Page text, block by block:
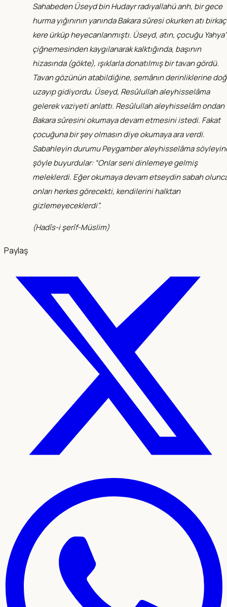
Sahabeden Üseyd bin Hudayr radıyallahü anh, bir gece
hurma yığınının yanında Bakara sûresi okurken atı birkaç
kere ürküp heyecanlanmıştı. Üseyd, atın, çocuğu
çiğnemesinden kaygılanarak kalktığında, başının
hizasında (gökte), ışıklarla donatılmış bir tavan gördü.
Tavan gözünün atabildiğine, semânın derinliklerine
uzayıp gidiyordu. Üseyd, Resûlullah aleyhisselâma
gelerek vaziyeti anlattı. Resûlullah aleyhisselâm ondan
Bakara sûresini okumaya devam etmesini istedi. Fakat
çocuğuna bir şey olmasın diye okumaya ara verdi.
Sabahleyin durumu Peygamber aleyhisselâma
şöyle buyurdular: “Onlar seni dinlemeye gelmiş
meleklerdi. Eğer okumaya devam etseydin sabah
onları herkes görecekti, kendilerini halktan
gizlemeyeceklerdi”.
(Hadîs-i şerîf-Müslim)
Paylaş